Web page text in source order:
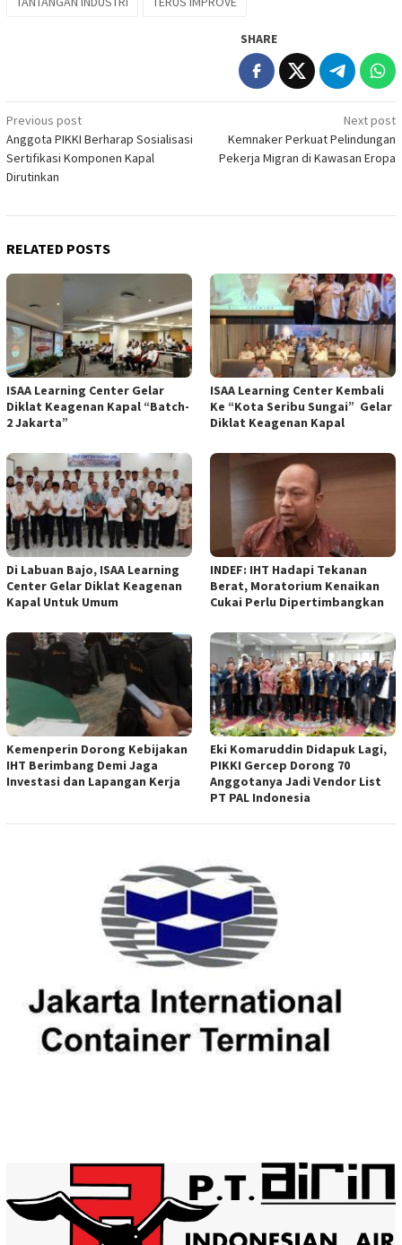
SHARE
Post
navigation
Previous post
Anggota PIKKI Berharap Sosialisasi
Sertifikasi Komponen Kapal
Dirutinkan
Next post
Kemnaker Perkuat Pelindungan
Pekerja Migran di Kawasan Eropa
RELATED POSTS
ISAA Learning Center Gelar
Diklat Keagenan Kapal “Batch-
2 Jakarta”
ISAA Learning Center Kembali
Ke “Kota Seribu Sungai” Gelar
Diklat Keagenan Kapal
Di Labuan Bajo, ISAA Learning
Center Gelar Diklat Keagenan
Kapal Untuk Umum
INDEF: IHT Hadapi Tekanan
Berat, Moratorium Kenaikan
Cukai Perlu Dipertimbangkan
Kemenperin Dorong Kebijakan
IHT Berimbang Demi Jaga
Investasi dan Lapangan Kerja
Eki Komaruddin Didapuk Lagi,
PIKKI Gercep Dorong 70
Anggotanya Jadi Vendor List
PT PAL Indonesia